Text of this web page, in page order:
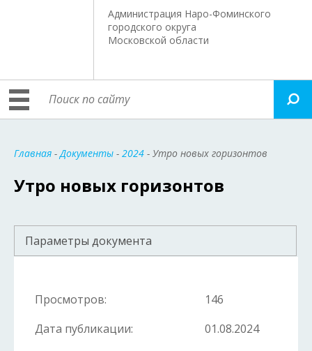
Администрация Наро-Фоминского
городского округа
Московской области
Главная -Документы - 2024 - Утро новых горизонтов
Утро новых горизонтов
Параметры документа
Просмотров:
146
Дата публикации:
01.08.2024